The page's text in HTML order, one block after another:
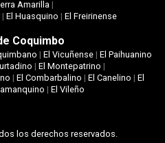
Amarilla|
| El Huasquino | El Freirinense
Coquimbo
| El Vicuñense| El Paihuanino
| El Montepatrino |
|El Combarbalino |El Canelino |El
| El Vileño
los derechos reservados.